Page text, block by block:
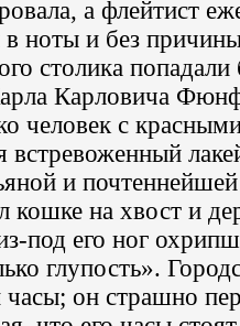
а флейтист
в ноты и без
столика
Карловича
человек с
встревоженный
и
кошке на хвост и
под его ног
глупость».
он страшно